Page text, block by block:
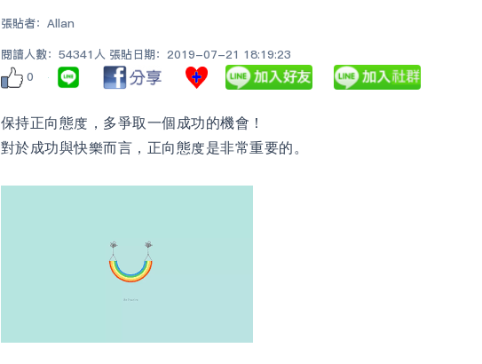
張貼者：Allan
閱讀人數：54341人 張貼日期：2019-07-21 18:19:23
0
保持正向態度，多爭取一個成功的機會！
對於成功與快樂而言，正向態度是非常重要的。